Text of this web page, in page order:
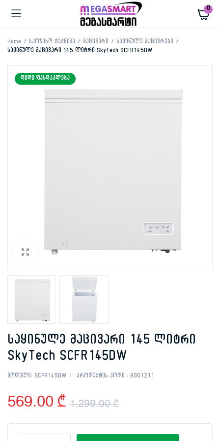
0
Home საოჯახო ტექნიკა მაცივარი
საყინულე მაცივრები
საყინულე მაცივარი 145 ლიტრი SkyTech SCFR145DW
ᲓᲘᲓᲘ ᲤᲐᲡᲓᲐᲙᲚᲔᲑᲐ
საყინულე მაცივარი 145 ლიტრი
SkyTech SCFR145DW
მოდელი: SCFR145DW პროდუქტის კოდი : 8001211
1,299.00₾
Original
569.00 ₾
Current